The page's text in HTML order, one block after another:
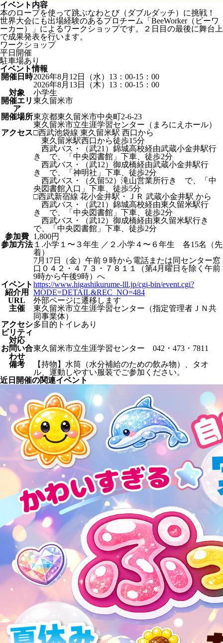
イベント内容
本のロープを使って跳ぶなわとび（ダブルダッチ）に挑戦！
世界大会にも出場経験のあるプロチーム「BeeWorker（ビーワ
ーカー）」によるワークショップです。２日目の最後に舞台上
で成果発表を行います。
ワークショップ
平日開催
駐車場あり
イベント情報
開催日時2026年8月12日（水）13：00-15：00
2026年8月13日（木）13：00-15：00
対象
小学生
開催エリ
ア
東久留米市
開催場所東京都東久留米市中央町2-6-23
東久留米市立生涯学習センター（まろにえホール）
アクセス□西武池袋線 東久留米駅 西口から
東久留米駅西口から徒歩15分
西武バス・（武21）錦城高校経由武蔵小金井駅行
き で、「中央図書館」下車、徒歩2分
西武バス・（武12）御成橋経由武蔵小金井駅行
き で、「神明社」下車、徒歩2分
西武バス・（久留52）滝山営業所行き で、「中
央図書館入口」下車、徒歩5分
□西武新宿線 花小金井駅・ＪＲ 武蔵小金井駅 から
西武バス・（武21）錦城高校経由東久留米駅行
き で、「中央図書館」下車、徒歩2分
西武バス・（武12）御成橋経由東久留米駅行き
で、「中央図書館」下車、徒歩2分
参加費
1,800円
参加方法 １.小学１〜３年生 ／２.小学４〜６年生 各15名（先
着）
7月17日（金）午前９時から電話または同センター窓
口０４２・４７３・７８１１（第4月曜日を除く午前
9時から午後9時）へ
イベント
紹介⽤
URL
https://www.higashikurume-lll.jp/cgi-bin/event.cgi?
MODE=DETAIL&REC_NO=484
外部ページに遷移します
主催
東久留米市立生涯学習センター（指定管理者ＪＮ共
同事業体）
アクセシ
ビリティ
対応
多目的トイレあり
お問い合
わせ
東久留米市立生涯学習センター 042・473・7811
備考
【持物】水筒（水分補給のための飲み物）、タオ
ル、運動しやすい服装でご参加ください。
近日開催の関連イベント